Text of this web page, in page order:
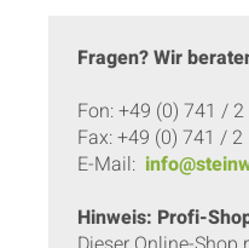
Fragen? Wir
Fon: +49 (0) 741 / 2
Fax: +49 (0) 741 /
E-Mail:
Hinweis: Profi-